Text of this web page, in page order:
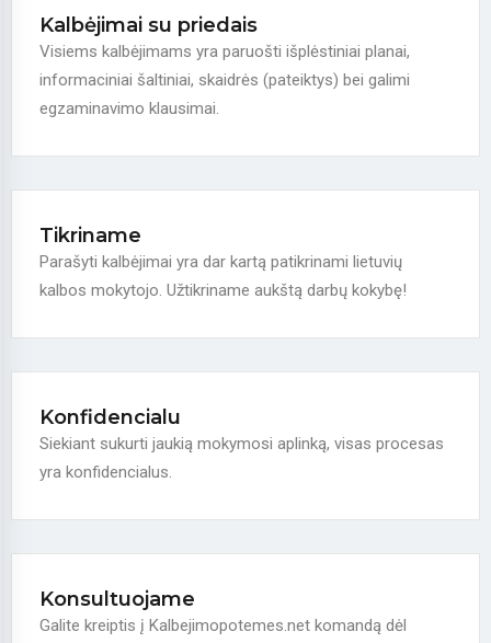
Kalbėjimai su priedais
Visiems kalbėjimams yra paruošti išplėstiniai planai,
informaciniai šaltiniai, skaidrės (pateiktys) bei galimi
egzaminavimo klausimai.
Tikriname
Parašyti kalbėjimai yra dar kartą patikrinami lietuvių
kalbos mokytojo. Užtikriname aukštą darbų kokybę!
Konfidencialu
Siekiant sukurti jaukią mokymosi aplinką, visas procesas
yra konfidencialus.
Konsultuojame
Galite kreiptis į Kalbejimopotemes.net komandą dėl